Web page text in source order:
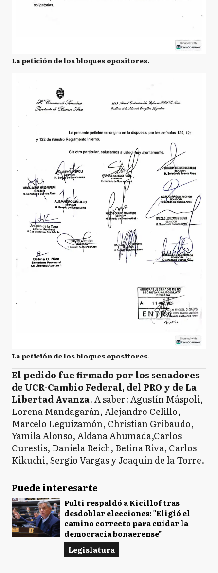
La petición de los bloques opositores.
La petición de los bloques opositores.
El pedido fue firmado por los senadores
de UCR-Cambio Federal, del PRO y de La
Libertad Avanza. A saber: Agustín Máspoli,
Lorena Mandagarán, Alejandro Celillo,
Marcelo Leguizamón, Christian Gribaudo,
Yamila Alonso, Aldana Ahumada,Carlos
Curestis, Daniela Reich, Betina Riva, Carlos
Kikuchi, Sergio Vargas y Joaquín de la Torre.
Puede interesarte
Pulti respaldó a Kicillof tras
desdoblar elecciones: "Eligió el
camino correcto para cuidar la
democracia bonaerense"
Legislatura